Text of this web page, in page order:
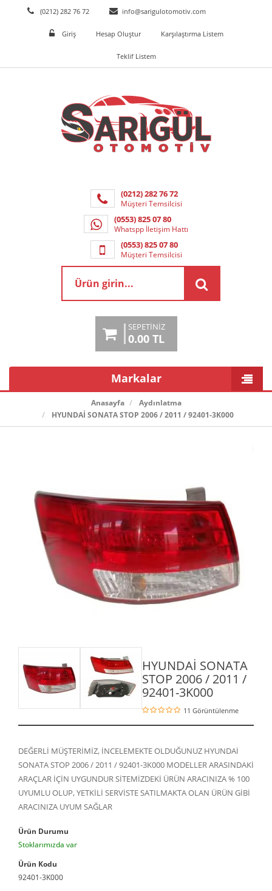
(0212) 282 76 72 info@sarigulotomotiv.com
Giriş Hesap Oluştur Karşılaştırma Listem
Teklif Listem
(0212) 282 76 72
Müşteri Temsilcisi
(0553) 825 07 80
Whatspp İletişim Hattı
(0553) 825 07 80
Müşteri Temsilcisi
SEPETINIZ
0.00 TL
Markalar
Anasayfa
Aydınlatma
HYUNDAİ SONATA STOP 2006 / 2011 / 92401-3K000
HYUNDAİ SONATA
STOP 2006 / 2011 /
92401-3K000
11 Görüntülenme
DEĞERLİ MÜŞTERİMİZ, İNCELEMEKTE OLDUĞUNUZ HYUNDAİ
SONATA STOP 2006 / 2011 / 92401-3K000 MODELLER ARASINDAKİ
ARAÇLAR İÇİN UYGUNDUR SİTEMİZDEKİ ÜRÜN ARACINIZA % 100
UYUMLU OLUP, YETKİLİ SERVİSTE SATILMAKTA OLAN ÜRÜN GİBİ
ARACINIZA UYUM SAĞLAR
Ürün Durumu
Stoklarımızda var
Ürün Kodu
92401-3K000